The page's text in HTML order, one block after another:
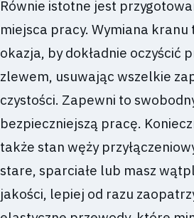
Równie istotne jest
miejsca pracy. Wymiana kranu
okazja, by dokładnie oczyścić
zlewem, usuwając wszelkie
czystości. Zapewni to
bezpieczniejszą pracę.
także stan węży
stare, sparciałe lub masz
jakości, lepiej od razu